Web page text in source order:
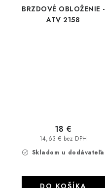
BRZDOVÉ OBLOŽENIE -
ATV 2158
Skladom u dodávateľa
14,63 € bez DPH
18 €
DO KOŠÍKA